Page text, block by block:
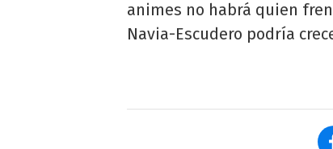
animes no habrá quien
Navia-Escudero podría